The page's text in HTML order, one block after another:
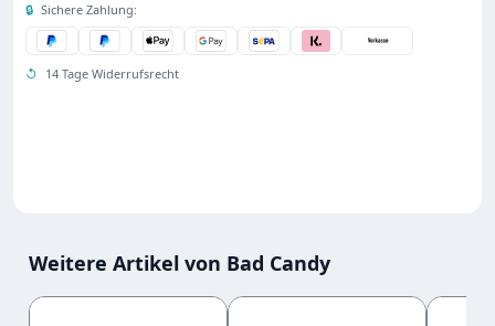
🔒 Sichere Zahlung:
↺ 14 Tage Widerrufsrecht
Weitere Artikel von Bad Candy
Produktgalerie überspringen